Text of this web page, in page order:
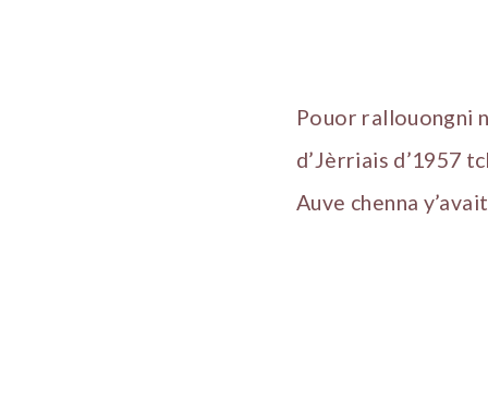
Pouor rallouongni
d’Jèrriais d’1957
Auve chenna